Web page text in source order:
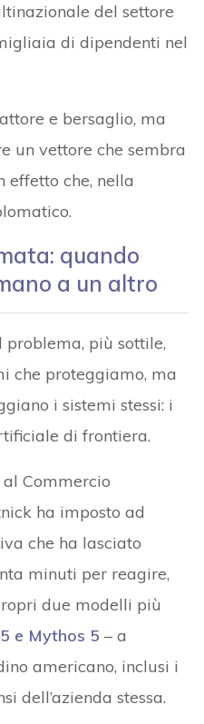
del settore
di dipendenti nel
e bersaglio, ma
un vettore che sembra
effetto che, nella
quando
a un altro
problema, più sottile,
che proteggiamo, ma
i sistemi stessi: i
di frontiera.
Commercio
ha imposto ad
che ha lasciato
minuti per reagire,
due modelli più
e Mythos 5 – a
americano, inclusi i
dell’azienda stessa.